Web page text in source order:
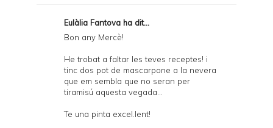
Eulàlia Fantova ha dit...
Bon any Mercè!
He trobat a faltar les teves receptes! i
tinc dos pot de mascarpone a la nevera
que em sembla que no seran per
tiramisú aquesta vegada...
Te una pinta excel.lent!